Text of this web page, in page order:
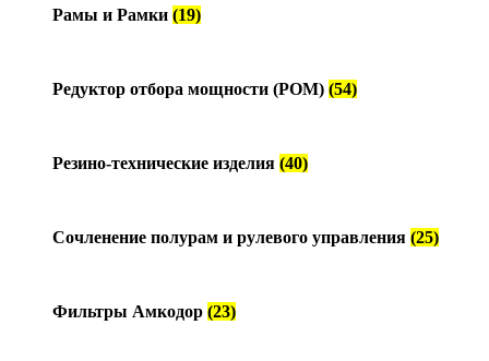
Рамы и Рамки (19)
Редуктор отбора мощности (РОМ) (54)
Резино-технические изделия (40)
Сочленение полурам и рулевого управления (25)
Фильтры Амкодор (23)